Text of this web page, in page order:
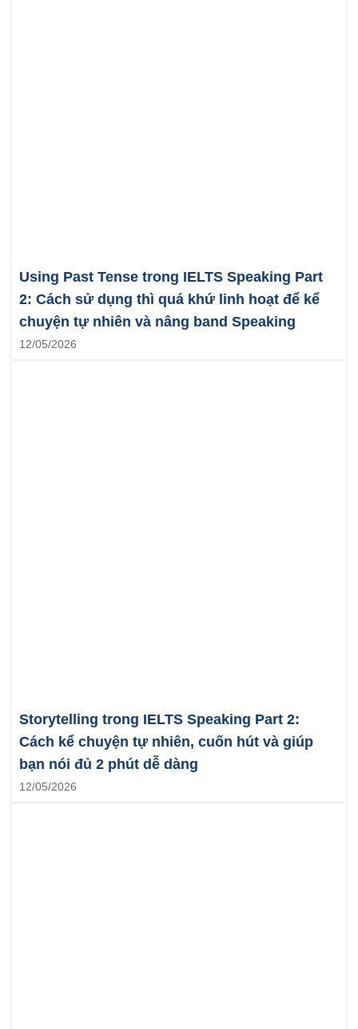
Using Past Tense trong IELTS Speaking Part
2: Cách sử dụng thì quá khứ linh hoạt để kể
chuyện tự nhiên và nâng band Speaking
12/05/2026
Storytelling trong IELTS Speaking Part 2:
Cách kể chuyện tự nhiên, cuốn hút và giúp
bạn nói đủ 2 phút dễ dàng
12/05/2026